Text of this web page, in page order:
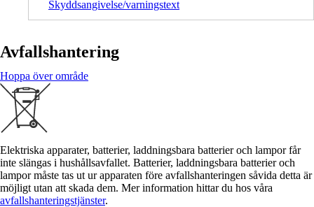
Skyddsangivelse/varningstext
Avfallshantering
Hoppa över område
Elektriska apparater, batterier, laddningsbara batterier och lampor får
inte slängas i hushållsavfallet. Batterier, laddningsbara batterier och
lampor måste tas ut ur apparaten före avfallshanteringen såvida detta är
möjligt utan att skada dem. Mer information hittar du hos våra
avfallshanteringstjänster.